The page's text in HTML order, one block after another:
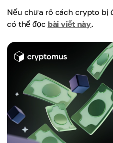
Nếu chưa rõ cách crypto bị
có thể đọc bài viết này.